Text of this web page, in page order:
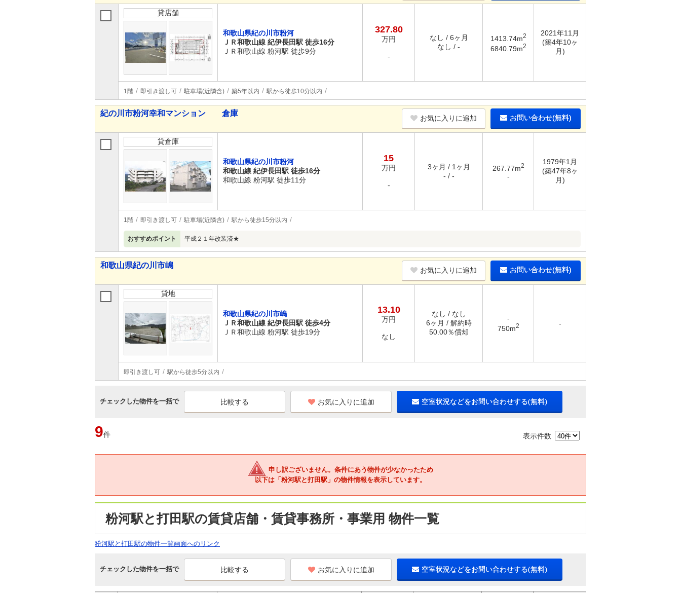
貸店舗
和歌山県紀の川市粉河
ＪＲ和歌山線 紀伊長田駅 徒歩16分
ＪＲ和歌山線 粉河駅 徒歩9分
327.80
万円
-
なし / 6ヶ月
なし / -
1413.74m2
6840.79m2
2021年11月
(築4年10ヶ
月)
1階 即引き渡し可 駐車場(近隣含) 築5年以内 駅から徒歩10分以内
紀の川市粉河幸和マンション 倉庫
お気に入りに追加 お問い合わせ(無料)
貸倉庫
和歌山県紀の川市粉河
和歌山線 紀伊長田駅 徒歩16分
和歌山線 粉河駅 徒歩11分
15
万円
-
3ヶ月 / 1ヶ月
- / -
267.77m2
-
1979年1月
(築47年8ヶ
月)
1階 即引き渡し可 駐車場(近隣含) 駅から徒歩15分以内
おすすめポイント 平成２１年改装済★
和歌山県紀の川市嶋
お気に入りに追加 お問い合わせ(無料)
貸地
和歌山県紀の川市嶋
ＪＲ和歌山線 紀伊長田駅 徒歩4分
ＪＲ和歌山線 粉河駅 徒歩19分
13.10
万円
なし
なし / なし
6ヶ月 / 解約時
50.00％償却
-
750m2 -
即引き渡し可 駅から徒歩5分以内
チェックした物件を一括で お気に入りに追加 空室状況などをお問い合わせする(無料)
9件 表示件数
申し訳ございません。条件にあう物件が少なかったため
以下は「粉河駅と打田駅」の物件情報を表示しています。
粉河駅と打田駅の賃貸店舗・賃貸事務所・事業用 物件一覧
粉河駅と打田駅の物件一覧画面へのリンク
チェックした物件を一括で お気に入りに追加 空室状況などをお問い合わせする(無料)